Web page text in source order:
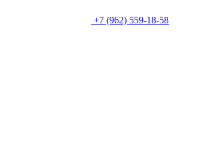
+7 (962) 559-18-58